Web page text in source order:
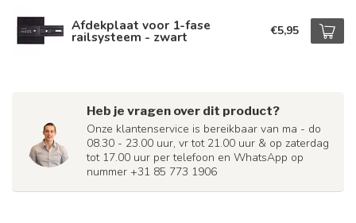
Afdekplaat voor 1-fase
railsysteem - zwart €5,95
Heb je vragen over dit product?
Onze klantenservice is bereikbaar van ma - do
08.30 - 23.00 uur, vr tot 21.00 uur & op zaterdag
tot 17.00 uur per telefoon en WhatsApp op
nummer +31 85 773 1906